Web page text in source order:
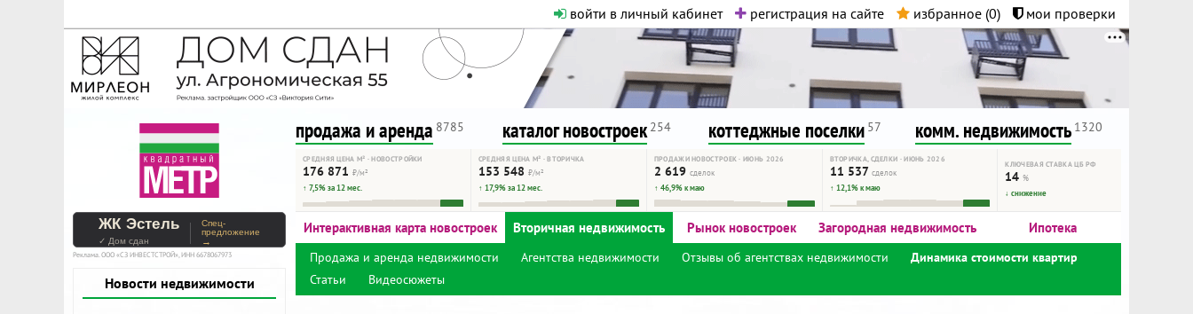
войти в личный кабинет регистрация на сайте избранное (0) мои проверки
На Метре реклама - только нормальная. Никакого шок-контента.
Помогайте независимому ресурсу, как он помогает вам. Удачи!
продажа и аренда 8785 каталог новостроек 254 коттеджные поселки 57 комм. недвижимость 1320
СРЕДНЯЯ ЦЕНА М² · НОВОСТРОЙКИ
176 871 ₽/м²
↑ 7,5% за 12 мес.
СРЕДНЯЯ ЦЕНА М² · ВТОРИЧКА
153 548 ₽/м²
↑ 17,9% за 12 мес.
ПРОДАЖИ НОВОСТРОЕК · ИЮНЬ 2026
2 619 сделок
↑ 46,9% к маю
ВТОРИЧКА, СДЕЛКИ · ИЮНЬ 2026
11 537 сделок
↑ 12,1% к маю
КЛЮЧЕВАЯ СТАВКА ЦБ РФ
14%
↓ снижение
ЖК Эстель
✓ Дом сдан
Спец-
предложение
→
Реклама. ООО «СЗ ИНВЕСТСТРОЙ», ИНН 6678067973
Новости недвижимости
Интерактивная карта новостроек Вторичная недвижимость Рынок новостроек Загородная недвижимость Ипотека
Продажа и аренда недвижимости Агентства недвижимости Отзывы об агентствах недвижимости
Динамика стоимости квартир
Статьи
Видеосюжеты